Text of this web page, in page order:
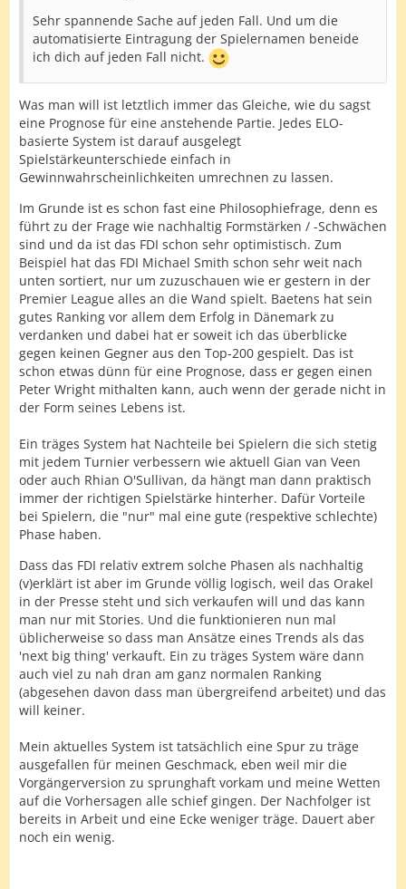
Sehr spannende Sache auf jeden Fall. Und um die
automatisierte Eintragung der Spielernamen beneide
ich dich auf jeden Fall nicht.
Was man will ist letztlich immer das Gleiche, wie du sagst
eine Prognose für eine anstehende Partie. Jedes ELO-
basierte System ist darauf ausgelegt
Spielstärkeunterschiede einfach in
Gewinnwahrscheinlichkeiten umrechnen zu lassen.
Im Grunde ist es schon fast eine Philosophiefrage, denn es
führt zu der Frage wie nachhaltig Formstärken / -Schwächen
sind und da ist das FDI schon sehr optimistisch. Zum
Beispiel hat das FDI Michael Smith schon sehr weit nach
unten sortiert, nur um zuzuschauen wie er gestern in der
Premier League alles an die Wand spielt. Baetens hat sein
gutes Ranking vor allem dem Erfolg in Dänemark zu
verdanken und dabei hat er soweit ich das überblicke
gegen keinen Gegner aus den Top-200 gespielt. Das ist
schon etwas dünn für eine Prognose, dass er gegen einen
Peter Wright mithalten kann, auch wenn der gerade nicht in
der Form seines Lebens ist.
Ein träges System hat Nachteile bei Spielern die sich stetig
mit jedem Turnier verbessern wie aktuell Gian van Veen
oder auch Rhian O'Sullivan, da hängt man dann praktisch
immer der richtigen Spielstärke hinterher. Dafür Vorteile
bei Spielern, die "nur" mal eine gute (respektive schlechte)
Phase haben.
Dass das FDI relativ extrem solche Phasen als nachhaltig
(v)erklärt ist aber im Grunde völlig logisch, weil das Orakel
in der Presse steht und sich verkaufen will und das kann
man nur mit Stories. Und die funktionieren nun mal
üblicherweise so dass man Ansätze eines Trends als das
'next big thing' verkauft. Ein zu träges System wäre dann
auch viel zu nah dran am ganz normalen Ranking
(abgesehen davon dass man übergreifend arbeitet) und das
will keiner.
Mein aktuelles System ist tatsächlich eine Spur zu träge
ausgefallen für meinen Geschmack, eben weil mir die
Vorgängerversion zu sprunghaft vorkam und meine Wetten
auf die Vorhersagen alle schief gingen. Der Nachfolger ist
bereits in Arbeit und eine Ecke weniger träge. Dauert aber
noch ein wenig.